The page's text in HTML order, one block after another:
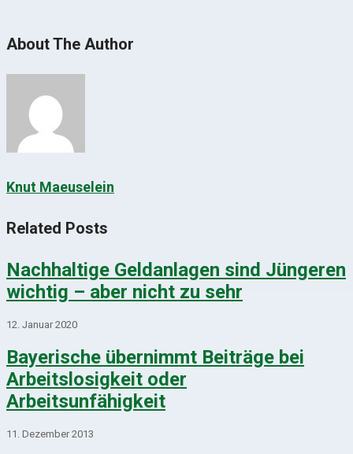
About The Author
Knut Maeuselein
Related Posts
Nachhaltige Geldanlagen sind Jüngeren
wichtig – aber nicht zu sehr
12. Januar 2020
Bayerische übernimmt Beiträge bei
Arbeitslosigkeit oder
Arbeitsunfähigkeit
11. Dezember 2013